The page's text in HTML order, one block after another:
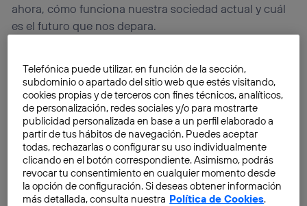
ahora, cómo funciona nuestra sociedad actual y cuál
es el futuro que nos depara.
luchado contra las vicisitudes del tiempo para
preservar los templos de la cultura de antaño, desde
los propios reductos religiosos de épocas anteriores
(iglesias, catedrales, monasterios, templos griegos o
romanos…) hasta las grandes obras públicas que
marcaron un hito en el progreso civil, como los
grandes retratos políticos, acueductos o grandes
puertas y monumentos conmemorativos de toda
Telefónica puede utilizar, en función de la sección,
subdominio o apartado del sitio web que estés visitando,
cookies propias y de terceros con fines técnicos, analíticos,
de personalización, redes sociales y/o para mostrarte
publicidad personalizada en base a un perfil elaborado a
partir de tus hábitos de navegación. Puedes aceptar
todas, rechazarlas o configurar su uso individualmente
clicando en el botón correspondiente. Asimismo, podrás
revocar tu consentimiento en cualquier momento desde
la opción de configuración. Si deseas obtener información
más detallada, consulta nuestra Política de Cookies.